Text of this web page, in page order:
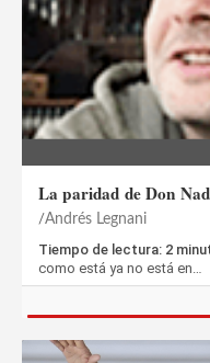
La paridad de Don
Andrés Legnani
Tiempo de lectura: 2
como está ya no está en…